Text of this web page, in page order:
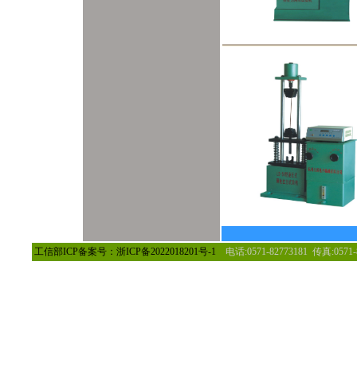
工信部ICP备案号： 浙ICP备2022018201号-1 电话:0571-82773181 传真